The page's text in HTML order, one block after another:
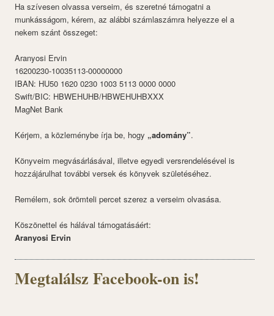
Ha szívesen olvassa verseim, és szeretné támogatni a
munkásságom, kérem, az alábbi számlaszámra helyezze el a
nekem szánt összeget:
Aranyosi Ervin
16200230-10035113-00000000
IBAN: HU50 1620 0230 1003 5113 0000 0000
Swift/BIC: HBWEHUHB/HBWEHUHBXXX
MagNet Bank
Kérjem, a közleménybe írja be, hogy „adomány”.
Könyveim megvásárlásával, illetve egyedi versrendelésével is
hozzájárulhat további versek és könyvek születéséhez.
Remélem, sok örömteli percet szerez a verseim olvasása.
Köszönettel és hálával támogatásáért:
Aranyosi Ervin
Megtalálsz Facebook-on is!